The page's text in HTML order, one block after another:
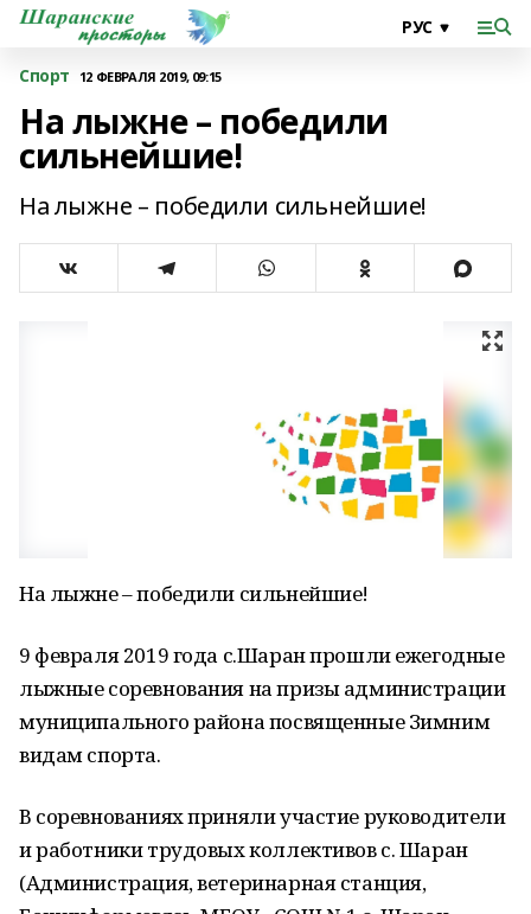
Спорт 12 ФЕВРАЛЯ 2019, 09:15
На лыжне – победили
сильнейшие!
На лыжне – победили сильнейшие!
На лыжне – победили сильнейшие!
9 февраля 2019 года с.Шаран прошли ежегодные
лыжные соревнования на призы администрации
муниципального района посвященные Зимним
видам спорта.
В соревнованиях приняли участие руководители
и работники трудовых коллективов с. Шаран
(Администрация, ветеринарная станция,